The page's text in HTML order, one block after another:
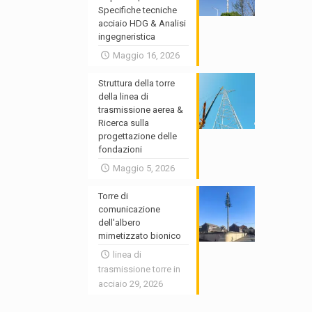
Specifiche tecniche
acciaio HDG & Analisi
ingegneristica
Maggio 16, 2026
Struttura della torre
della linea di
trasmissione aerea &
Ricerca sulla
progettazione delle
fondazioni
Maggio 5, 2026
Torre di
comunicazione
dell'albero
mimetizzato bionico
linea di
trasmissione torre in
acciaio 29, 2026